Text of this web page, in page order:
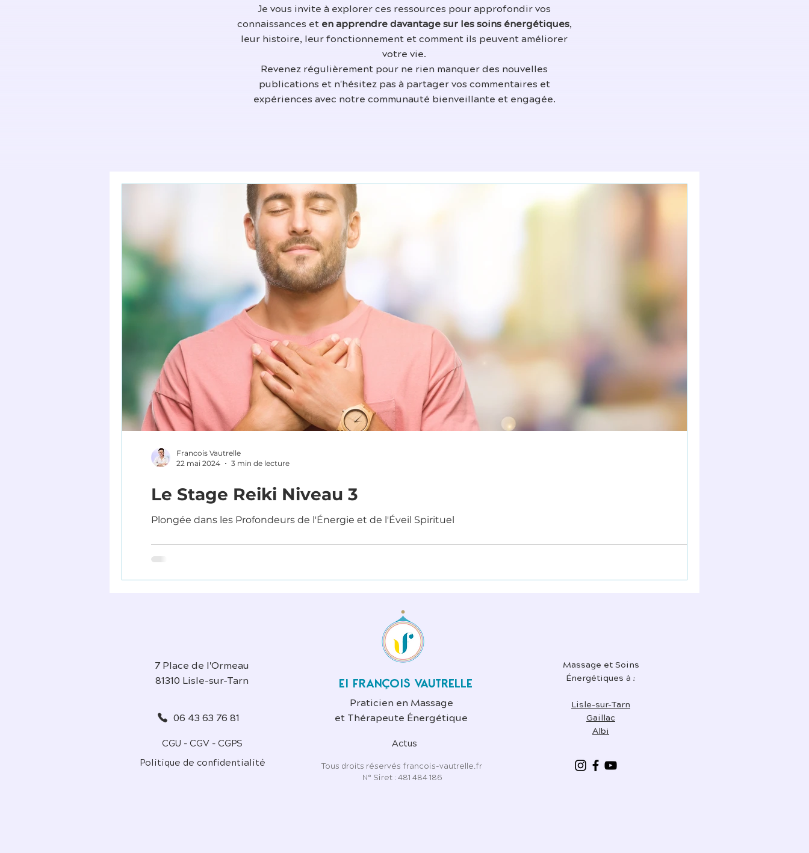
Je vous invite à explorer ces ressources pour approfondir vos
connaissances et en apprendre davantage sur les soins énergétiques,
leur histoire, leur fonctionnement et comment ils peuvent améliorer
votre vie.
Revenez régulièrement pour ne rien manquer des nouvelles
publications et n'hésitez pas à partager vos commentaires et
expériences avec notre communauté bienveillante et engagée.
Le Stage Reiki Niveau 3
Plongée dans les Profondeurs de l'Énergie et de l'Éveil Spirituel
Francois Vautrelle
22 mai 2024
3 min de lecture
7 Place de l'Ormeau
81310 Lisle-sur-Tarn
06 43 63 76 81
Politique de confidentialité
CGU - CGV - CGPS
EI FRANÇOIS VAUTRELLE
Praticien en Massage
et Thérapeute Énergétique
Actus
Tous droits réservés francois-vautrelle.fr
N° Siret : 481 484 186
Massage et Soins
Énergétiques à :
Lisle-sur-Tarn
Gaillac
Albi